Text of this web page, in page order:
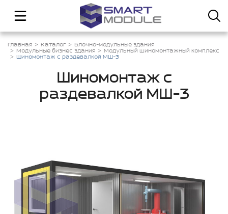
Главная Каталог
Блочно-модульные здания
Модульные бизнес здания
Модульный шиномонтажный комплекс
Шиномонтаж с раздевалкой МШ-3
Шиномонтаж с
раздевалкой МШ-3